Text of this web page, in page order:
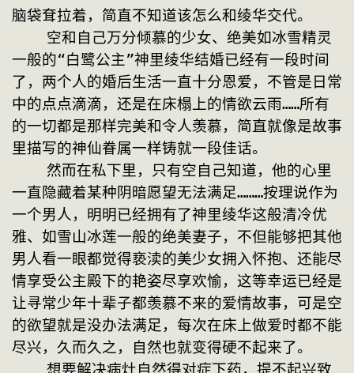
脑袋耷拉着，简直不知道该怎么和绫华交代。
一般的“白鹭公主”神里绫华结婚已经有一段时间
了，两个人的婚后生活一直十分恩爱，不管是日常
中的点点滴滴，还是在床榻上的情欲云雨……所有
的一切都是那样完美和令人羡慕，简直就像是故事
里描写的神仙眷属一样铸就一段佳话。
一直隐藏着某种阴暗愿望无法满足………按理说作为
一个男人，明明已经拥有了神里绫华这般清冷优
雅、如雪山冰莲一般的绝美妻子，不但能够把其他
男人看一眼都觉得亵渎的美少女拥入怀抱、还能尽
情享受公主殿下的艳姿尽享欢愉，这等幸运已经是
让寻常少年十辈子都羡慕不来的爱情故事，可是空
的欲望就是没办法满足，每次在床上做爱时都不能
尽兴，久而久之，自然也就变得硬不起来了。